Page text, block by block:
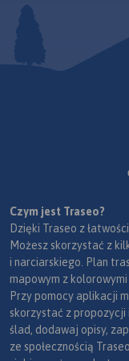
Czym jest Traseo?
Dzięki Traseo z
Możesz skorzystać z
i narciarskiego. Plan
mapowym z
Przy pomocy aplikacji
skorzystać z propozycji
ślad, dodawaj opisy,
ze społecznością